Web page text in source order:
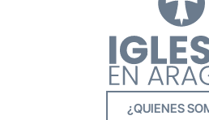
¿QUIENES